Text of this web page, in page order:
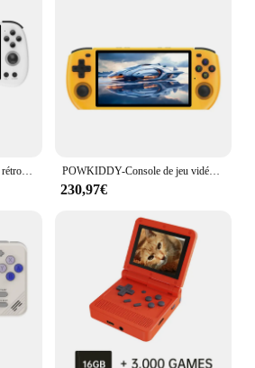
of daily use. Its ergonomic
handling, while the
it stand out. The console's dual
immersive audio experience,
gaming pleasure. The 3.5-
bright display, delivers crystal-
Gamer**
gamer or a casual
console is tailored to meet
Its user-friendly interface
for all ages, making it a popular
The console's lightweight
for travel, ensuring that you
games on the go. The
ensures that you can play for
without worrying about running
POWKIDDY-Console de jeu rétro open source X55, écran IPS 5.5x1280, RK3566, 720 pouces, idée cadeau pour enfants POWKIDDY-Console de jeu vidéo rétro Open Source pour enfants, RGB10 Prévention 3, écran 5.0 ", 1280x720 Ips, Linux Jelos, cadeaux pour enfants, nouveau
230,97€